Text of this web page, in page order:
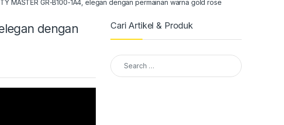
MASTER GR-B100-1A4, elegan dengan permainan warna gold rose
dengan
Cari Artikel & Produk
Search for: